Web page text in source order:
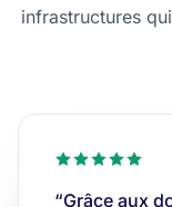
infrastructures
“Grâce aux